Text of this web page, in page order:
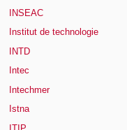
INSEAC
Institut de technologie
INTD
Intec
Intechmer
Istna